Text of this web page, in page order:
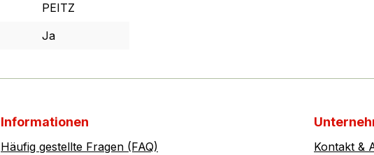
PEITZ
Ja
Informationen
Häufig gestellte Fragen (FAQ)
Kontakt &